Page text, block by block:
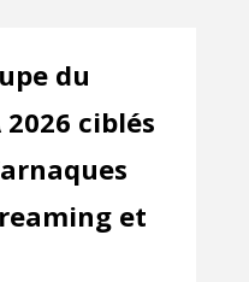
du
2026 ciblés
et